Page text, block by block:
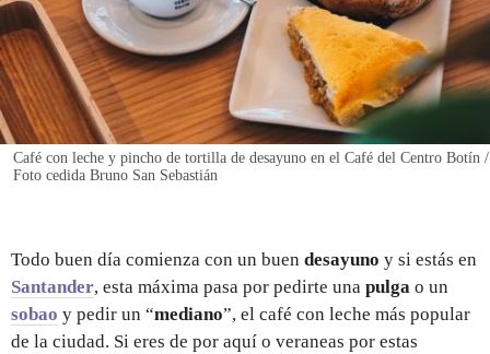
Café con leche y pincho de tortilla de desayuno en el Café del Centro Botín /
Foto cedida Bruno San Sebastián
Todo buen día comienza con un buen desayuno y si estás en
Santander, esta máxima pasa por pedirte una pulga o un
sobao y pedir un “mediano”, el café con leche más popular
de la ciudad. Si eres de por aquí o veraneas por estas